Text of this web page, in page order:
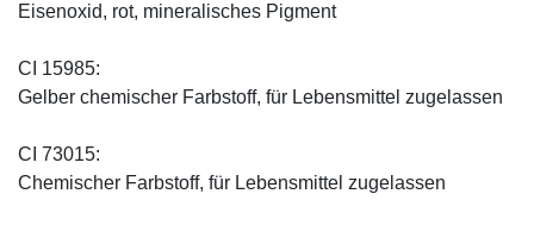
Eisenoxid, rot, mineralisches Pigment
CI 15985:
Gelber chemischer Farbstoff, für Lebensmittel zugelassen
CI 73015:
Chemischer Farbstoff, für Lebensmittel zugelassen